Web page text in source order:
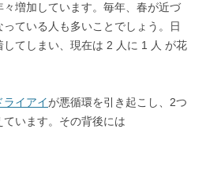
増加しています。毎年、春が近づ
ている人も多いことでしょう。日
てしまい、現在は 2 人に 1 人 が花
ライアイが悪循環を引き起こし、2つ
います。その背後には